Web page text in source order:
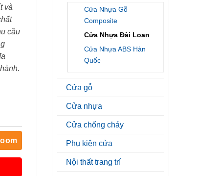
Cửa Nhựa Gỗ
Composite
Cửa Nhựa Đài Loan
Cửa Nhựa ABS Hàn
Quốc
Cửa gỗ
Cửa nhựa
Cửa chống cháy
Phụ kiện cửa
Nội thất trang trí
và
cầu